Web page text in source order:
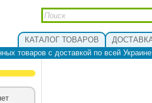
КАТАЛОГ ТОВАРОВ
товаров с доставкой по всей